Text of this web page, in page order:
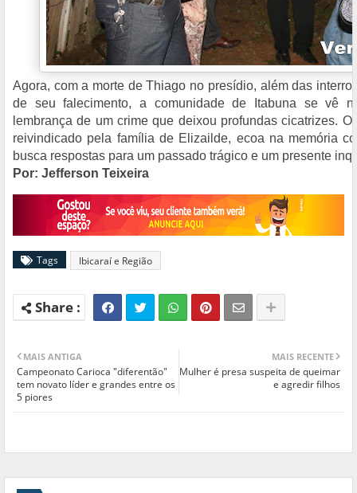
Agora, com a morte de Thiago no presídio, além das
de seu falecimento, a comunidade de Itabuna se vê
lembrança de um crime que deixou profundas cicatrizes.
reivindicado pela família de Elizailde, ecoa na memória
busca respostas para um passado trágico e um presente
Por: Jefferson Teixeira
Tags Ibicaraí e Região
MAIS RECENTE
Mulher é presa suspeita de queimar
e agredir filhos
MAIS ANTIGA
Campeonato Carioca "diferentão"
tem novato líder e grandes entre os
5 piores